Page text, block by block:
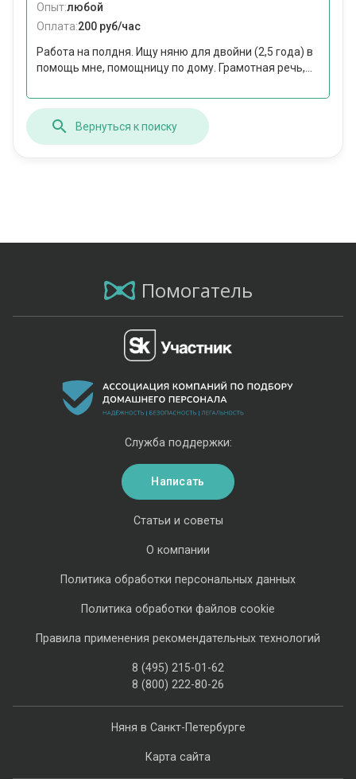
Опыт:любой
Оплата:200 руб/час
Работа на полдня. Ищу няню для двойни (2,5 года) в
помощь мне, помощницу по дому. Грамотная речь,...
Вернуться к поиску
Помогатель
Няня в Санкт-Петербурге
Карта сайта
Статьи и советы
О компании
Политика обработки персональных данных
Политика обработки файлов cookie
Правила применения рекомендательных технологий
8 (495) 215-01-62
8 (800) 222-80-26
Служба поддержки:
Написать